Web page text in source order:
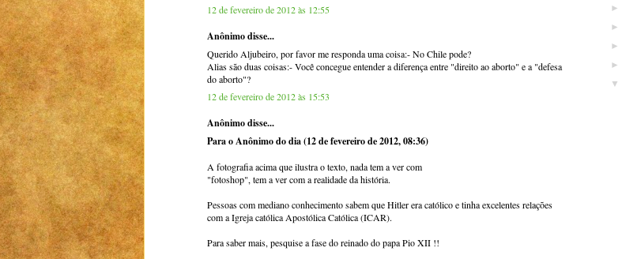
12 de fevereiro de 2012 às 12:55
Anônimo disse...
Querido Aljubeiro, por favor me responda uma coisa:- No Chile pode?
Alias são duas coisas:- Você concegue entender a diferença entre "direito ao aborto" e a "defesa
do aborto"?
12 de fevereiro de 2012 às 15:53
Anônimo disse...
Para o Anônimo do dia (12 de fevereiro de 2012, 08:36)
A fotografia acima que ilustra o texto, nada tem a ver com
"fotoshop", tem a ver com a realidade da história.
Pessoas com mediano conhecimento sabem que Hitler era católico e tinha excelentes relações
com a Igreja católica Apostólica Católica (ICAR).
Para saber mais, pesquise a fase do reinado do papa Pio XII !!
►
►
►
►
▼